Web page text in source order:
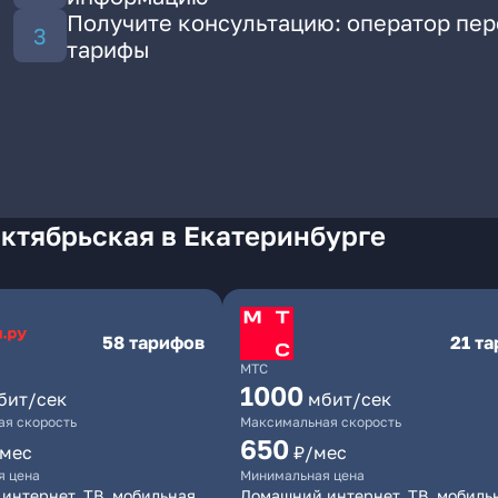
Получите консультацию: оператор
тарифы
в Екатеринбурге
58 тарифов
сек
скорость
цена
МТС
21
1000 мбит/сек
Максимальная скорость
650 ₽/мес
Минимальная цена